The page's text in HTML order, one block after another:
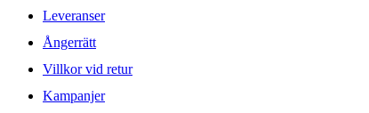
Leveranser
Ångerrätt
Villkor vid retur
Kampanjer